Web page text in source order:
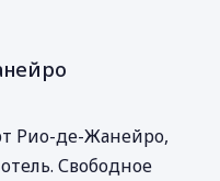
Рио-де-Жанейро,
Свободное